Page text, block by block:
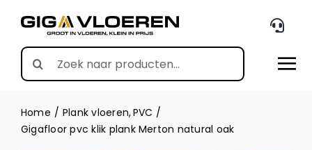
content
Search
for:
Home Plank vloeren PVC
Gigafloor pvc klik plank Merton natural oak